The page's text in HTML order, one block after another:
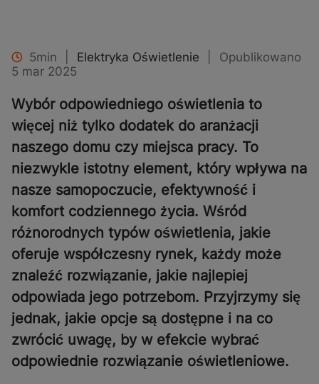
5min Elektryka Oświetlenie
Opublikowano
5 mar 2025
Wybór odpowiedniego oświetlenia to
więcej niż tylko dodatek do aranżacji
naszego domu czy miejsca pracy. To
niezwykle istotny element, który wpływa na
nasze samopoczucie, efektywność i
komfort codziennego życia. Wśród
różnorodnych typów oświetlenia, jakie
oferuje współczesny rynek, każdy może
znaleźć rozwiązanie, jakie najlepiej
odpowiada jego potrzebom. Przyjrzymy się
jednak, jakie opcje są dostępne i na co
zwrócić uwagę, by w efekcie wybrać
odpowiednie rozwiązanie oświetleniowe.